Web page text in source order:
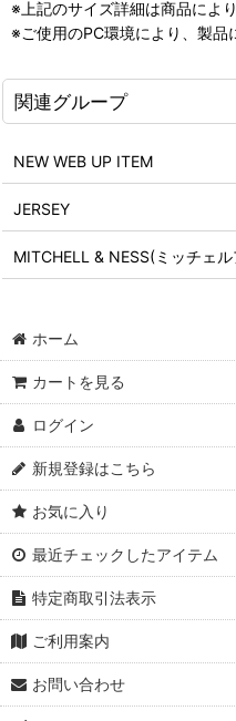
※上記のサイズ詳細は商品によ
※ご使用のPC環境により、製品
関連グループ
NEW WEB UP ITEM
JERSEY
MITCHELL & NESS(ミッチェ
ホーム
カートを見る
ログイン
新規登録はこちら
お気に入り
最近チェックしたアイテム
特定商取引法表示
ご利用案内
お問い合わせ